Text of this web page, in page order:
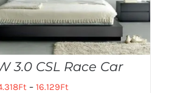
3.0 CSL Race Car
Ft– 16.129Ft